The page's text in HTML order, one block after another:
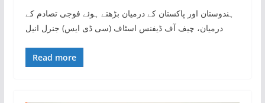
ہندوستان اور پاکستان کے درمیان بڑھتے ہوئے فوجی تصادم کے
درمیان، چیف آف ڈیفنس اسٹاف (سی ڈی ایس) جنرل انیل
Read more